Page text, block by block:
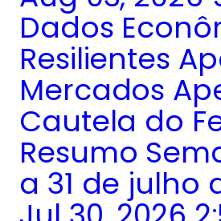
Dados
Resilientes
Mercados
Cautela do
Resumo
a 31 de julho